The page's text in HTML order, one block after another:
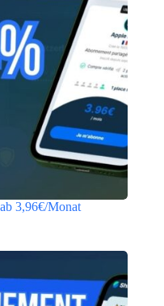
3,96€/Monat